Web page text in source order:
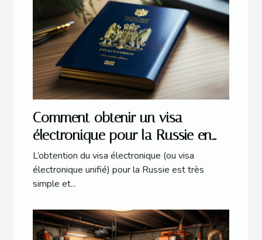
Comment obtenir un visa
électronique pour la Russie en
2021 ?
L’obtention du visa électronique (ou visa
électronique unifié) pour la Russie est très
simple et...